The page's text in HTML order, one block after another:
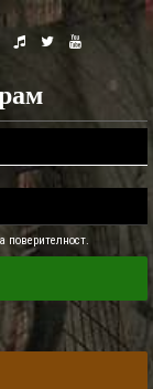
поверителност.